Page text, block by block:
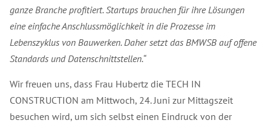
ganze Branche profitiert. Startups brauchen für ihre Lösungen
eine einfache Anschlussmöglichkeit in die Prozesse im
Lebenszyklus von Bauwerken. Daher setzt das BMWSB auf offene
Standards und Datenschnittstellen.“
Wir freuen uns, dass Frau Hubertz die TECH IN
CONSTRUCTION am Mittwoch, 24. Juni zur Mittagszeit
besuchen wird, um sich selbst einen Eindruck von der